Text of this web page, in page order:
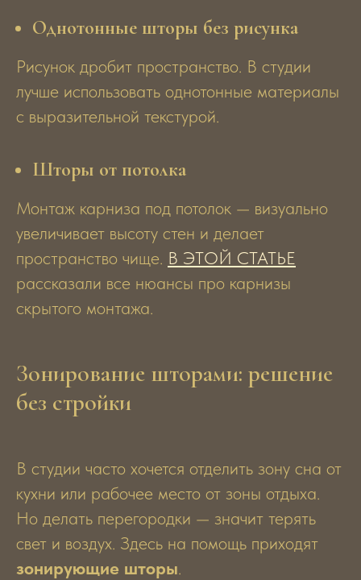
Однотонные шторы без рисунка
Рисунок дробит пространство. В студии
лучше использовать однотонные материалы
с выразительной текстурой.
Шторы от потолка
Монтаж карниза под потолок — визуально
увеличивает высоту стен и делает
пространство чище. В ЭТОЙ СТАТЬЕ
рассказали все нюансы про карнизы
скрытого монтажа.
Зонирование шторами: решение
без стройки
В студии часто хочется отделить зону сна от
кухни или рабочее место от зоны отдыха.
Но делать перегородки — значит терять
свет и воздух. Здесь на помощь приходят
зонирующие шторы.